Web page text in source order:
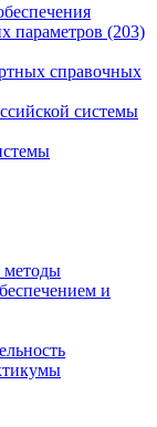
параметров (203)
справочных
системы
методы
и